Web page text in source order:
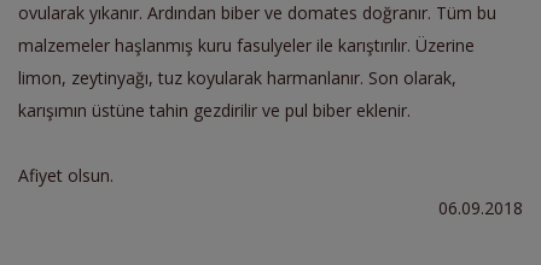
ovularak yıkanır. Ardından biber ve domates doğranır. Tüm bu
malzemeler haşlanmış kuru fasulyeler ile karıştırılır. Üzerine
limon, zeytinyağı, tuz koyularak harmanlanır. Son olarak,
karışımın üstüne tahin gezdirilir ve pul biber eklenir.
Afiyet olsun.
06.09.2018